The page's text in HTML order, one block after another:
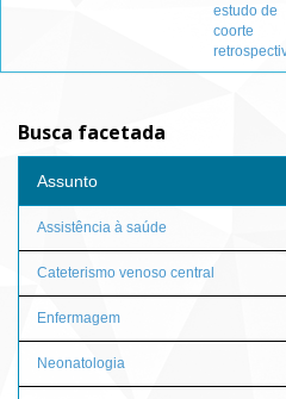
estudo de
coorte
Busca facetada
Assunto
Assistência à saúde
Cateterismo venoso central
Enfermagem
Neonatologia